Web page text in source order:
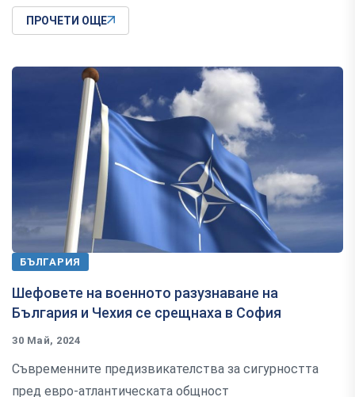
ПРОЧЕТИ ОЩЕ
БЪЛГАРИЯ
Шефовете на военното разузнаване на
България и Чехия се срещнаха в София
30 Май, 2024
Съвременните предизвикателства за сигурността
пред евро-атлантическата общност